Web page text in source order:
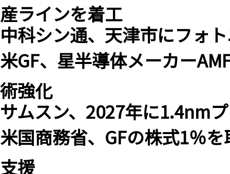
産ラインを着工
中科シン通、天津市にフォ
米GF、星半導体メーカー
術強化
サムスン、2027年に1.4nm
米国商務省、GFの株式1％
支援